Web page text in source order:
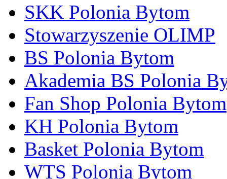
SKK Polonia Bytom
Stowarzyszenie OLIMP
BS Polonia Bytom
Akademia BS Polonia
Fan Shop Polonia Bytom
KH Polonia Bytom
Basket Polonia Bytom
WTS Polonia Bytom